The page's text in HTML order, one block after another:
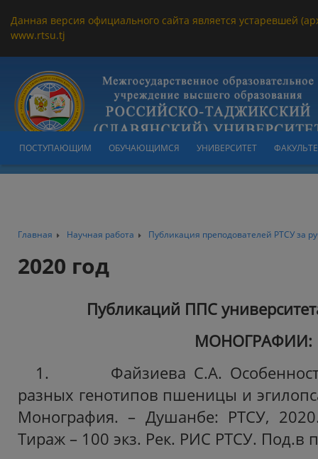
Данная версия официального сайта является устаревшей
www.rtsu.tj
ПОСТУПАЮЩИМ ОБУЧАЮЩИМСЯ УНИВЕРСИТЕТ
Главная Научная работа Публикация преподователей РТСУ за
2020 год
Публикаций ППС
МОНОГРАФИИ:
1. Файзиева С.А. Особенности
разных генотипов пшеницы и
Монография. – Душанбе: РТСУ,
Тираж – 100 экз. Рек. РИС РТСУ. Под.в